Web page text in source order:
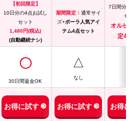
【初回限定】
10日分の4点お試し
セット
1,480円(税込)
(自動継続ナシ)
期間限定： 通常サイ
ズ+ポーラ人気アイ
テム4点セット
7日間分の
セ
オルビ
定
◯
30日間返金OK
△
なし
お得に試す お得に試す お得に